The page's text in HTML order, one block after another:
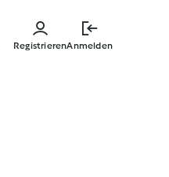
springen
RegistrierenAnmelden